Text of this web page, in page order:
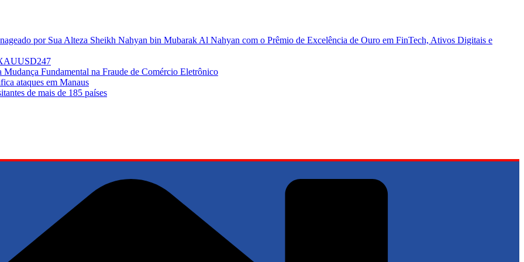
por Sua Alteza Sheikh Nahyan bin Mubarak Al Nahyan com o Prêmio de Excelência de Ouro em FinTech, Ativos Digitais e
Fundamental na Fraude de Comércio Eletrônico
ataques em Manaus
de mais de 185 países